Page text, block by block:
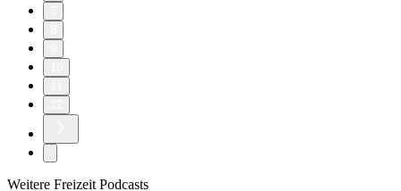
Weitere Freizeit Podcasts